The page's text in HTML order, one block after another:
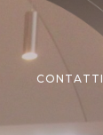
CONTATTI